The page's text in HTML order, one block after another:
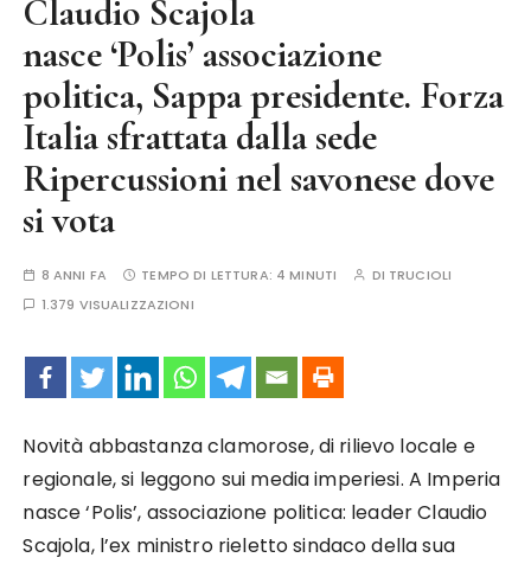
Claudio Scajola
nasce ‘Polis’ associazione
politica, Sappa presidente. Forza
Italia sfrattata dalla sede
Ripercussioni nel savonese dove
si vota
8 ANNI FA TEMPO DI LETTURA: 4 MINUTI DI TRUCIOLI
1.379 VISUALIZZAZIONI
Novità abbastanza clamorose, di rilievo locale e
regionale, si leggono sui media imperiesi. A Imperia
nasce ‘Polis’, associazione politica: leader Claudio
Scajola, l’ex ministro rieletto sindaco della sua